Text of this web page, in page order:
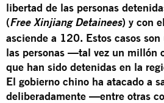
libertad de las personas
(Free Xinjiang Detainees) y con
asciende a 120. Estos casos
las personas —tal vez un millón
que han sido detenidas en la
El gobierno chino ha atacado a
deliberadamente —entre otras